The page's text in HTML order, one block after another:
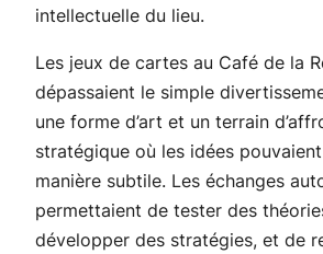
intellectuelle du lieu.
Les jeux de cartes au Café de la
dépassaient le simple
une forme d’art et un terrain
stratégique où les idées pouvaient
manière subtile. Les échanges
permettaient de tester des
développer des stratégies, et de